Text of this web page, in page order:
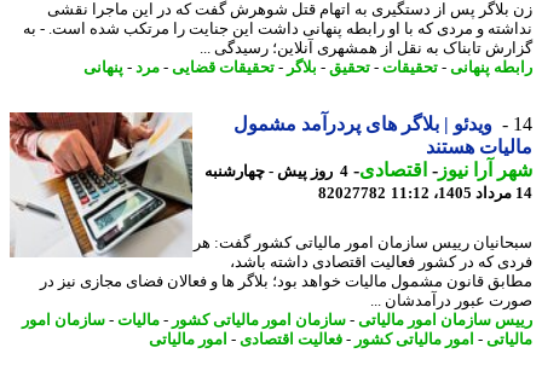
پس از دستگیری به اتهام قتل شوهرش گفت که در این ماجرا نقشی
و مردی که با او رابطه پنهانی داشت این جنایت را مرتکب شده است. - به
تابناک به نقل از همشهری آنلاین؛ رسیدگی ...
پنهانی-تحقیقات-تحقیق-بلاگر -تحقیقات قضایی-مرد-پنهانی
ویدئو | بلاگر های پردرآمد مشمول
هستند
آرا نیوز-اقتصادی- 4 روز پیش - چهارشنبه
82027782
رییس سازمان امور مالیاتی کشور گفت: هر
که در کشور فعالیت اقتصادی داشته باشد،
قانون مشمول مالیات خواهد بود؛ بلاگر ها و فعالان فضای مجازی نیز در
عبور درآمدشان ...
سازمان امور مالیاتی-سازمان امور مالیاتی کشور-مالیات-سازمان امور
-امور مالیاتی کشور-فعالیت اقتصادی-امور مالیاتی